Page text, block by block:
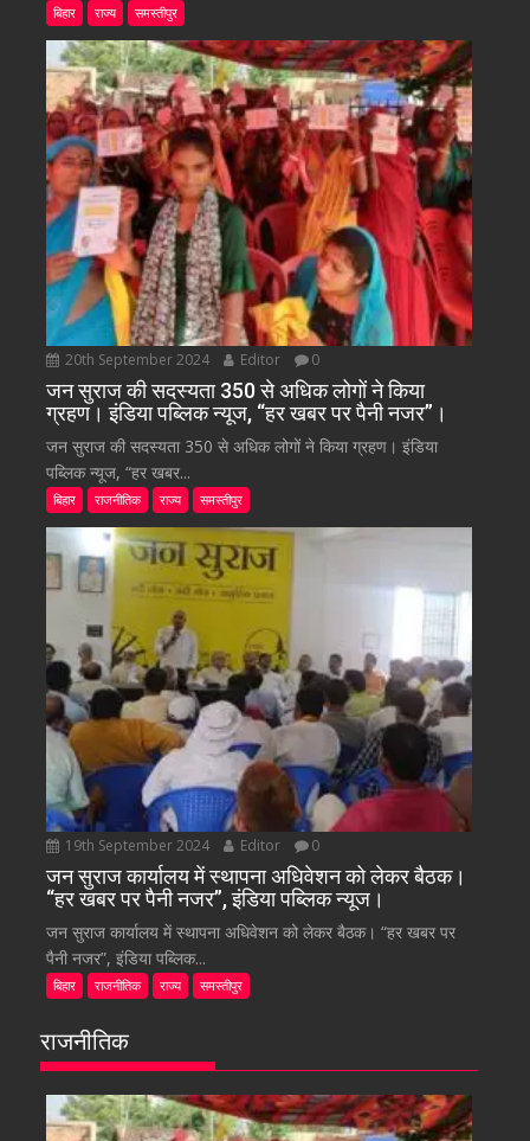
बिहार राज्य समस्तीपुर
20th September 2024 Editor 0
जन सुराज की सदस्यता 350 से अधिक लोगों ने किया
ग्रहण। इंडिया पब्लिक न्यूज, “हर खबर पर पैनी नजर”।
जन सुराज की सदस्यता 350 से अधिक लोगों ने किया ग्रहण। इंडिया
पब्लिक न्यूज, “हर खबर...
बिहार राजनीतिक राज्य समस्तीपुर
19th September 2024 Editor 0
जन सुराज कार्यालय में स्थापना अधिवेशन को लेकर बैठक।
“हर खबर पर पैनी नजर”, इंडिया पब्लिक न्यूज।
जन सुराज कार्यालय में स्थापना अधिवेशन को लेकर बैठक। “हर खबर पर
पैनी नजर”, इंडिया पब्लिक...
बिहार राजनीतिक राज्य समस्तीपुर
राजनीतिक